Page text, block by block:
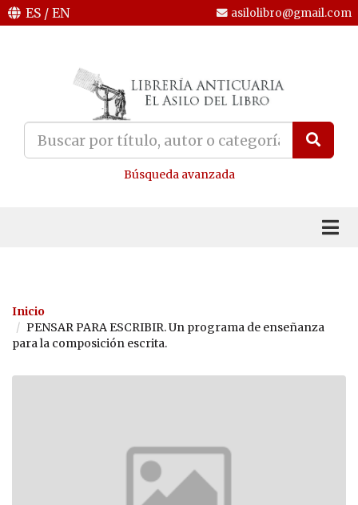
ES / EN asilolibro@gmail.com
Búsqueda avanzada
Inicio
PENSAR PARA ESCRIBIR. Un programa de enseñanza
para la composición escrita.